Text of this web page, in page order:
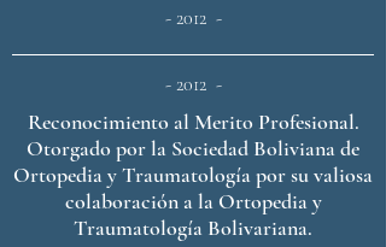
- 2012 -
- 2012 -
Reconocimiento al Merito Profesional.
Otorgado por la Sociedad Boliviana de
Ortopedia y Traumatología por su valiosa
colaboración a la Ortopedia y
Traumatología Bolivariana.